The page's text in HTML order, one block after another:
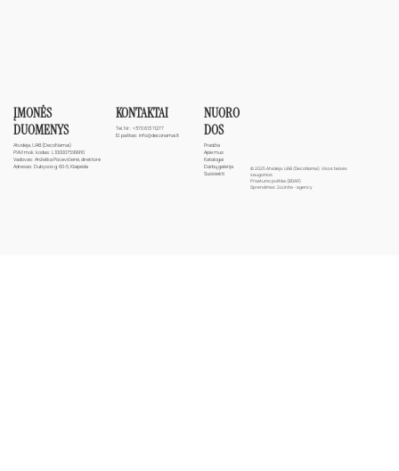
ĮMONĖS
DUOMENYS
Atvidėja, UAB (DecoNamai)
PVM mok. kodas: L100007599910
Vadovas: Anželika Pocevičienė, direktorė
Adresas: Dubysos g. 60-5, Klaipėda
KONTAKTAI
Tel. Nr.: +370 613 11277
El. paštas: info@deconamai.lt
NUORO
DOS
Pradžia
Apie mus
Katalogai
Darbų galerija
Susisiekti
© 2025 Atvidėja, UAB (DecoNamai). Visos teisės
saugomos.
Privatumo politika (BDAR)
Sprendimas:24Unite - agency